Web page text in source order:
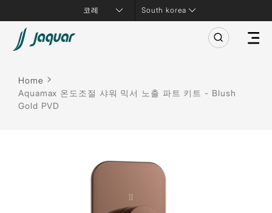
South korea
Home
Aquamax 온도조절 샤워 믹서 노출 파트 키트 - Blush
Gold PVD